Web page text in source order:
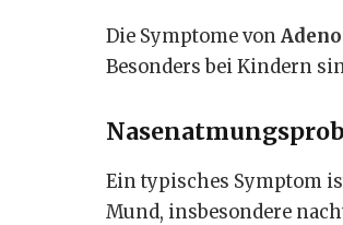
Die Symptome von
Besonders bei Kindern
Ein typisches Symptom
Mund, insbesondere